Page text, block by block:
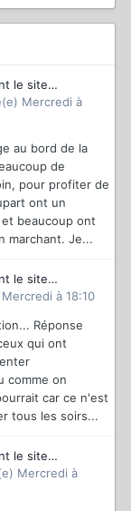
le site
Mercredi à
au bord de la
de
pour profiter de
ont un
beaucoup ont
marchant. Je...
le site
Mercredi à 18:10
Réponse
qui ont
comme on
car ce n'est
tous les soirs...
le site
Mercredi à